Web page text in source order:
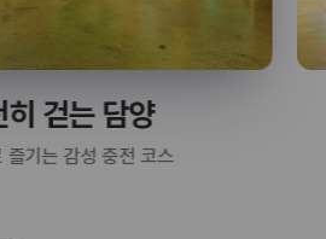
히 걷는 담양
즐기는 감성 충전 코스